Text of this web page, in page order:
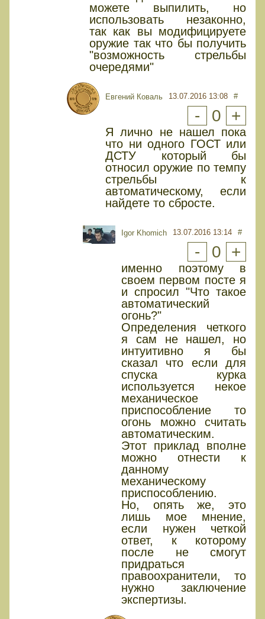
можете выпилить, но
использовать незаконно,
так как вы модифицируете
оружие так что бы получить
"возможность стрельбы
очередями"
Евгений Коваль 13.07.2016 13:08 #
- 0 +
Я лично не нашел пока
что ни одного ГОСТ или
ДСТУ который бы
относил оружие по темпу
стрельбы к
автоматическому, если
найдете то сбросте.
Igor Khomich 13.07.2016 13:14 #
- 0 +
именно поэтому в
своем первом посте я
и спросил "Что такое
автоматический
огонь?"
Определения четкого
я сам не нашел, но
интуитивно я бы
сказал что если для
спуска курка
используется некое
механическое
приспособление то
огонь можно считать
автоматическим.
Этот приклад вполне
можно отнести к
данному
механическому
приспособлению.
Но, опять же, это
лишь мое мнение,
если нужен четкой
ответ, к которому
после не смогут
придраться
правоохранители, то
нужно заключение
экспертизы.